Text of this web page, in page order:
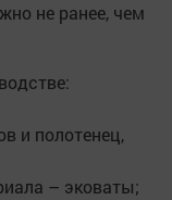
не ранее, чем
и полотенец,
– эковаты;